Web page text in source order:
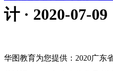
计 · 2020-07-09
华图教育为您提供：2020广东